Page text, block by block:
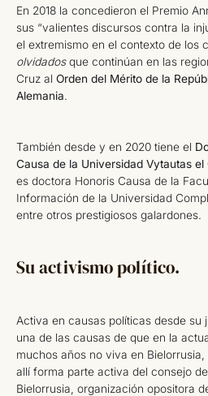
En 2018 la concedieron el Premio
sus “valientes discursos contra la
el extremismo en el contexto de los
olvidadosque continúan en las
Cruz al Orden del Mérito de la
Alemania.
También desde y en 2020 tiene el
Causa de la Universidad Vytautas el
es doctora Honoris Causa de la
Información de la Universidad
entre otros prestigiosos galardones.
Su activismo político.
Activa en causas políticas desde su
una de las causas de que en la
muchos años no viva en
allí forma parte activa del consejo
Bielorrusia, organización opositora